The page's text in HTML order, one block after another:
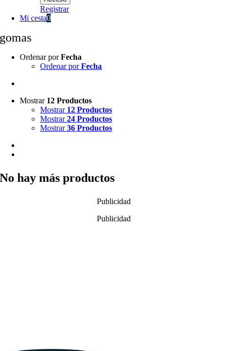
Registrar
Mi cesta0
gomas
Ordenar porFecha
Ordenar porFecha
Mostrar 12 Productos
Mostrar 12 Productos
Mostrar24 Productos
Mostrar36 Productos
No hay más productos
Publicidad
Publicidad